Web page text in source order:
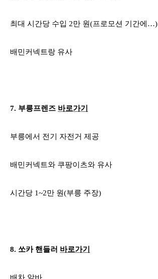
최대 시간당 수입 2만 원(프로모션 기간에…)
배민커넥트랑 유사
7. 부릉프렌즈 바로가기
부릉에서 전기 자전거 제공
배민커넥트와 쿠팡이츠와 유사
시간당 1~2만 원(부릉 주장)
8. 쏘카 핸들러 바로가기
배차 알바